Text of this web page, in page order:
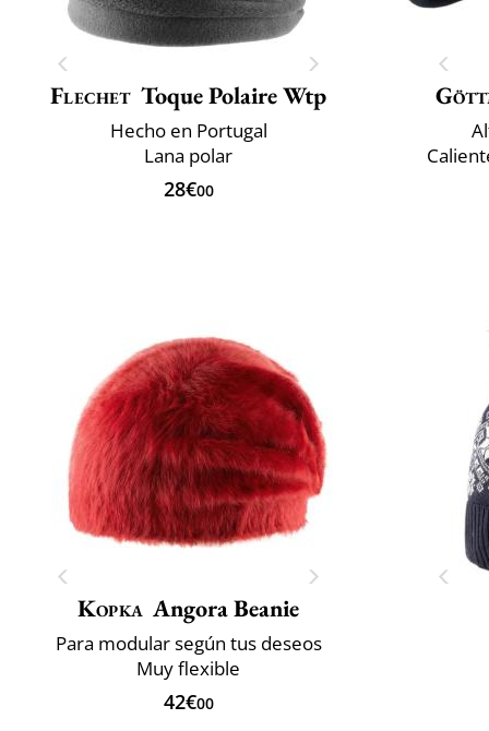
Flechet Toque Polaire Wtp
Hecho en Portugal
Lana polar
28€00
Kopka Angora Beanie
Para modular según tus deseos
Muy flexible
42€00